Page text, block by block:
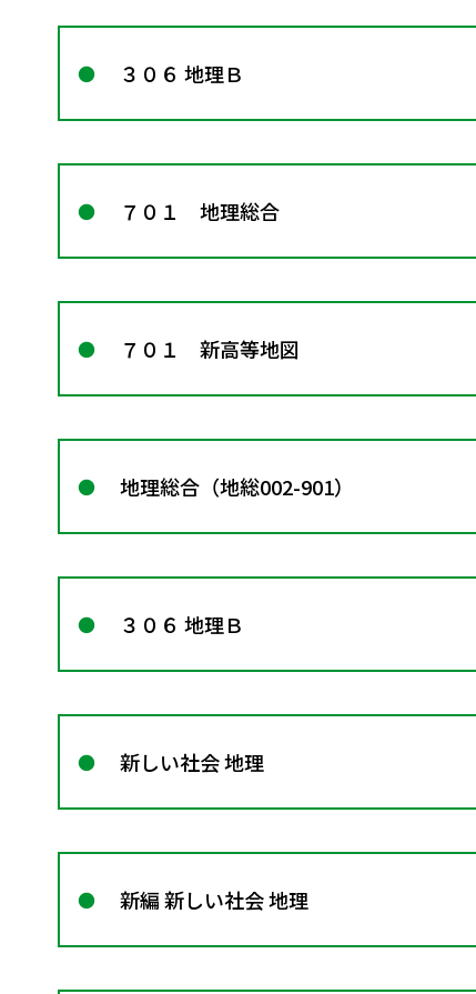
３０６ 地理Ｂ
７０１ 地理総合
７０１ 新高等地図
地理総合（地総002-901）
３０６ 地理Ｂ
新しい社会 地理
新編 新しい社会 地理